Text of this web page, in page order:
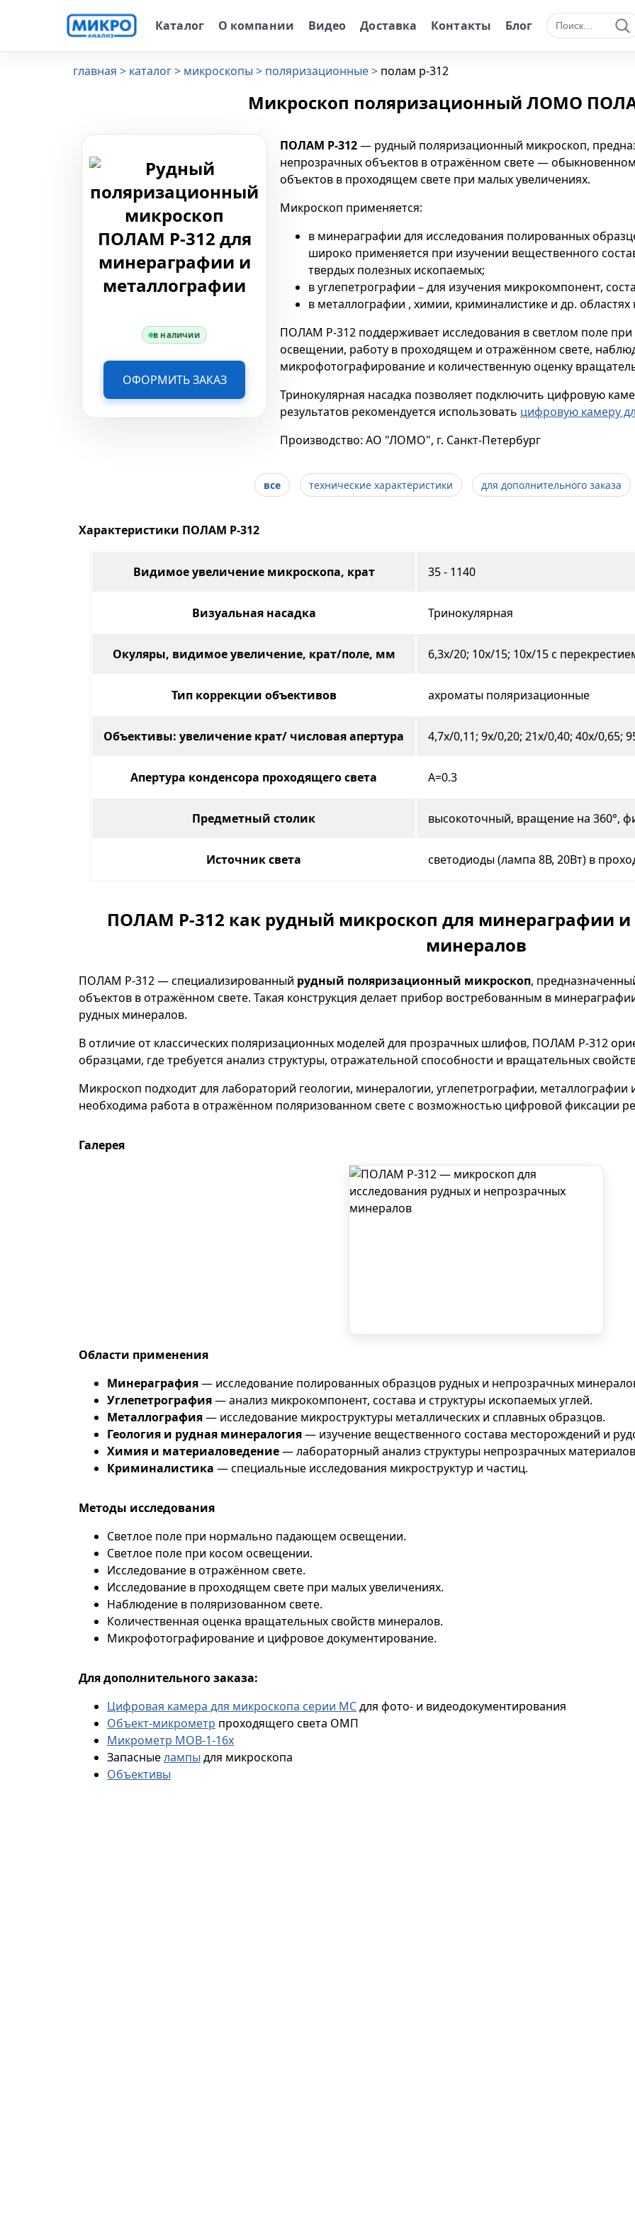
Каталог О компании Видео Доставка Контакты Блог Поиск по сайту
главная каталог микроскопы поляризационные полам р-312
Микроскоп поляризационный ЛОМО
в наличии
ОФОРМИТЬ ЗАКАЗ
ПОЛАМ Р-312— рудный поляризационный микроскоп,
непрозрачных объектов в отражённом свете —
объектов в проходящем свете при малых увеличениях.
Микроскоп применяется:
в минераграфии для исследования полированных
широко применяется при изучении вещественного
твердых полезных ископаемых;
в углепетрографии – для изучения микрокомпонент,
в металлографии , химии, криминалистике и др. областях
ПОЛАМ Р-312 поддерживает исследования в светлом поле
освещении, работу в проходящем и отражённом свете,
микрофотографирование и количественную оценку
Тринокулярная насадка позволяет подключить цифровую
результатов рекомендуется использовать цифровую камеру
Производство: АО "ЛОМО", г. Санкт-Петербург
все технические характеристики для дополнительного заказа
Характеристики ПОЛАМ Р-312
Видимое увеличение микроскопа, крат 35 - 1140
Визуальная насадка Тринокулярная
Окуляры, видимое увеличение, крат/поле, мм 6,3x/20; 10x/15; 10x/15 с
Тип коррекции объективов ахроматы поляризационные
Объективы: увеличение крат/ числовая апертура 4,7x/0,11; 9x/0,20; 21x/0,40; 40x/0,65;
Апертура конденсора проходящего света A=0.3
Предметный столик высокоточный, вращение на 360°,
Источник света светодиоды (лампа 8В, 20Вт) в
ПОЛАМ Р-312 как рудный микроскоп для минераграфии
минералов
ПОЛАМ Р-312 — специализированный рудный поляризационный микроскоп,
объектов в отражённом свете. Такая конструкция делает прибор востребованным в
рудных минералов.
В отличие от классических поляризационных моделей для прозрачных шлифов, ПОЛАМ Р-312
образцами, где требуется анализ структуры, отражательной способности и вращательных
Микроскоп подходит для лабораторий геологии, минералогии, углепетрографии, металлографии
необходима работа в отражённом поляризованном свете с возможностью цифровой фиксации
Галерея
Области применения
Минераграфия— исследование полированных образцов рудных и непрозрачных
Углепетрография— анализ микрокомпонент, состава и структуры ископаемых углей.
Металлография— исследование микроструктуры металлических и сплавных образцов.
Геология и рудная минералогия— изучение вещественного состава месторождений и
Химия и материаловедение— лабораторный анализ структуры непрозрачных
Криминалистика — специальные исследования микроструктур и частиц.
Методы исследования
Светлое поле при нормально падающем освещении.
Светлое поле при косом освещении.
Исследование в отражённом свете.
Исследование в проходящем свете при малых увеличениях.
Наблюдение в поляризованном свете.
Количественная оценка вращательных свойств минералов.
Микрофотографирование и цифровое документирование.
Для дополнительного заказа:
Цифровая камера для микроскопа серии МСдля фото- и видеодокументирования
Объект-микрометр проходящего света ОМП
Микрометр МОВ-1-16х
Запасныелампы для микроскопа
Объективы